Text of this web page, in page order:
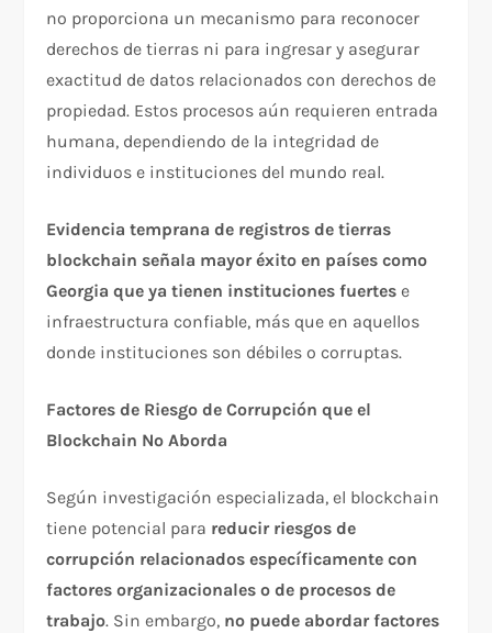
no proporciona un mecanismo para reconocer
derechos de tierras ni para ingresar y asegurar
exactitud de datos relacionados con derechos de
propiedad. Estos procesos aún requieren entrada
humana, dependiendo de la integridad de
individuos e instituciones del mundo real.​
Evidencia temprana de registros de tierras
blockchain señala mayor éxito en países como
Georgia que ya tienen instituciones fuertes e
infraestructura confiable, más que en aquellos
donde instituciones son débiles o corruptas.​
Factores de Riesgo de Corrupción que el
Blockchain No Aborda
Según investigación especializada, el blockchain
tiene potencial para reducir riesgos de
corrupción relacionados específicamente con
factores organizacionales o de procesos de
trabajo. Sin embargo, no puede abordar factores